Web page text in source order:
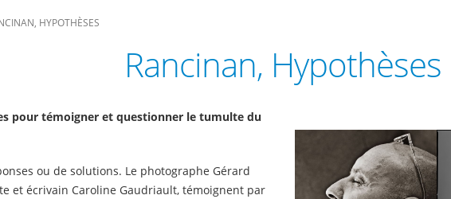
HYPOTHÈSES
Rancinan, Hypothèses
pour témoigner et questionner le tumulte du
ou de solutions. Le photographe Gérard
et écrivain Caroline Gaudriault, témoignent par